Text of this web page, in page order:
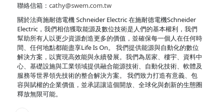
聯絡信箱： cathy@swem.com.tw
關於法商施耐德電機 Schneider Electric 在施耐德電機Schneider
Electric，我們相信獲取能源及數位技術是人們的基本權利，我們
幫助所有人以更少資源創造更多的價值，並確保每一個人在任何時
間、任何地點都能盡享Life Is On。 我們提供能源與自動化的數位
解決方案，以實現高效能與永續發展。我們為居家、樓宇、資料中
心、基礎設施與工業領域提供融合能源技術、自動化技術、軟體及
服務等世界領先技術的整合解決方案。 我們致力打造有意義、包
容與賦權的企業價值，並承諾讓這個開放、全球化與創新的生態圈
釋放無限可能。